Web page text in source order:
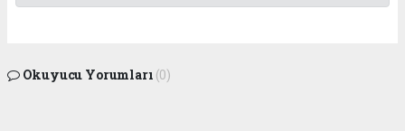
Okuyucu Yorumları (0)